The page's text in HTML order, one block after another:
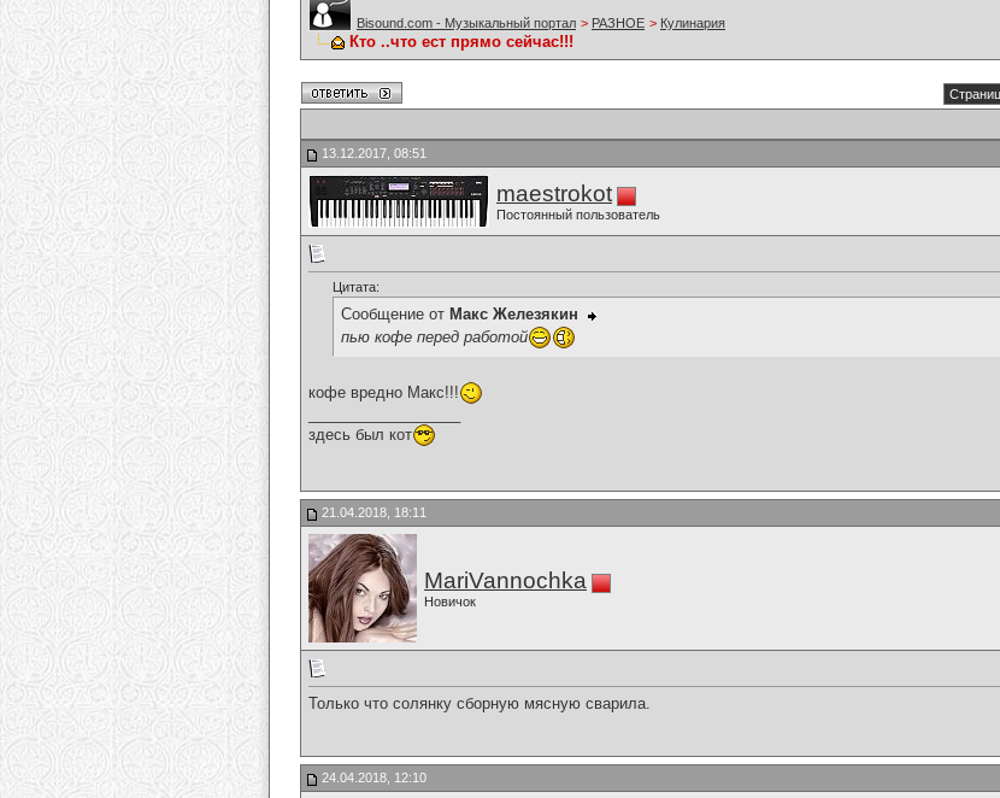
Bisound.com - Музыкальный портал > РАЗНОЕ > Кулинария
Кто ..что ест прямо сейчас!!!
13.12.2017, 08:51
maestrokot
Постоянный пользователь
Цитата:
Сообщение от Макс Железякин
пью кофе перед работой
кофе вредно Макс!!!
здесь был кот
21.04.2018, 18:11
MariVannochka
Новичок
Только что солянку сборную мясную сварила.
24.04.2018, 12:10